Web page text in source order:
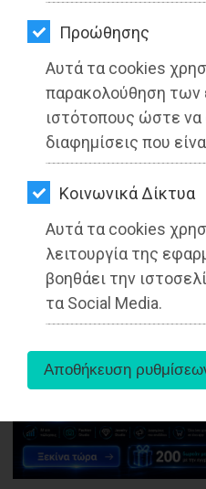
Προώθησης
Αυτά τα cookies
παρακολούθηση των
ιστότοπους ώστε να
διαφημίσεις που
Kοινωνικά Δίκτυα
Αυτά τα cookies
λειτουργία της
βοηθάει την
τα Social Media.
ΚΑΤΟΙΚΙΔΙΟ
ΑΓΓΕΛΙΕΣ
ΕΦΗΜΕΡΙΔΕΣ
OΔΗΓΟΣ
ΑΓΟΡΑΣ
ΨΙΘΥΡΟΙ
ΑΠΟΣΤΟΛΗ
ΑΡΘΡΩΝ
Συνεχίζονται
της INTRAKT στο
Απορρίφθηκε
προσωρινή
Διαβάστηκε 3440 φορές
27-05-
Από